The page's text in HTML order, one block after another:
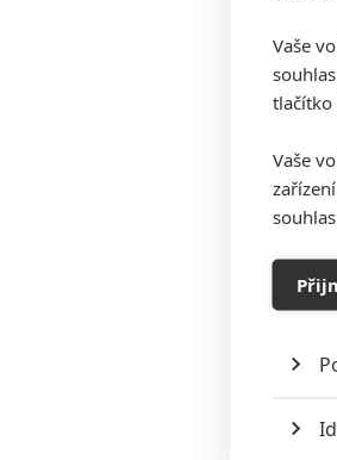
Vaše
tlačítko
Vaše